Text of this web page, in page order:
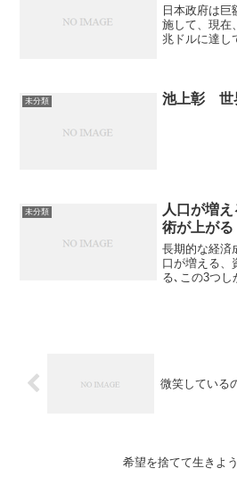
日本政府は巨
施して、現在
兆ドルに達し
とり２４万円
未分類 池上彰 世
未分類
人口が増
術が上がる
長期的な経済
口が増える、
る､この3つし
微笑している
希望を捨てて生きよう